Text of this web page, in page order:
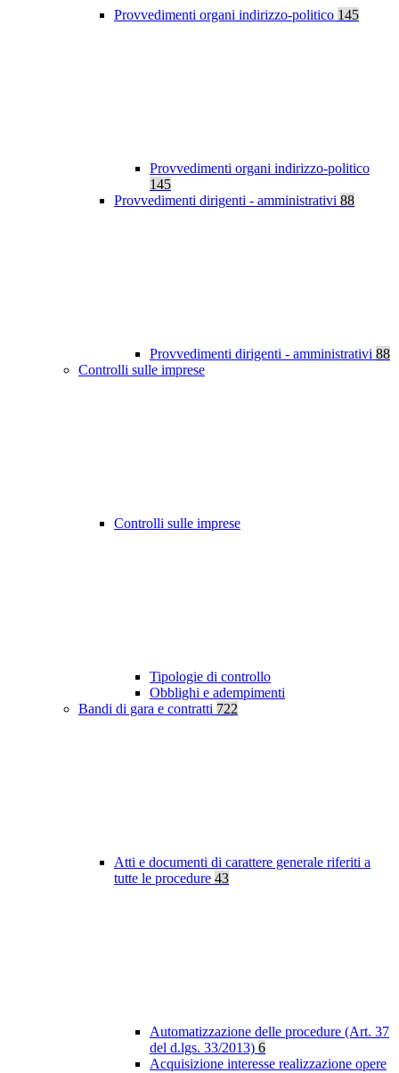
Provvedimenti organi indirizzo-politico 145
Provvedimenti organi indirizzo-politico
145
Provvedimenti dirigenti - amministrativi 88
Provvedimenti dirigenti - amministrativi 88
Controlli sulle imprese
Controlli sulle imprese
Tipologie di controllo
Obblighi e adempimenti
Bandi di gara e contratti 722
Atti e documenti di carattere generale riferiti a
tutte le procedure 43
Automatizzazione delle procedure (Art. 37
del d.lgs. 33/2013) 6
Acquisizione interesse realizzazione opere